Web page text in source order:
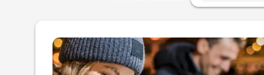
Angebotsdetails für Zur